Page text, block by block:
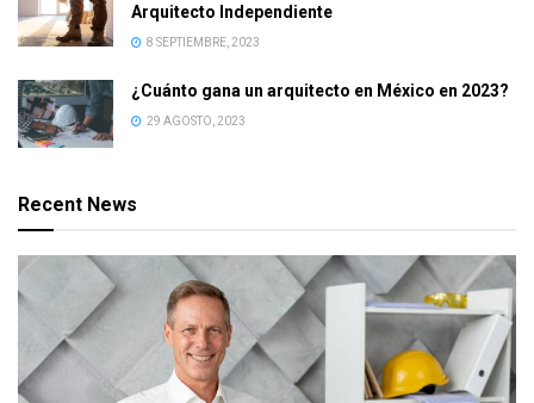
Arquitecto Independiente
8 SEPTIEMBRE, 2023
¿Cuánto gana un arquitecto en México en 2023?
29 AGOSTO, 2023
Recent News